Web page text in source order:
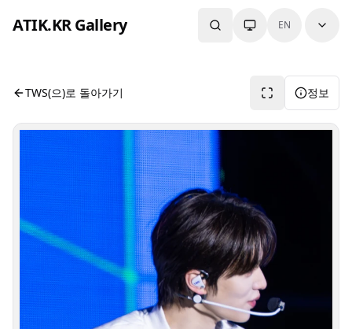
ATIK.KR Gallery EN
#SHINYU #Color in Music Festival
사진 뷰어입니다. 버튼으로 전체화면, 공유, 정보 보기를 사용
TWS(으)로 돌아가기 정보